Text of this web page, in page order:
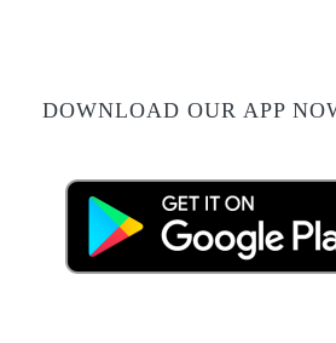
DOWNLOAD OUR APP